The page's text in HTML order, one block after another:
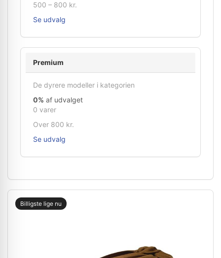
500 – 800 kr.
Se udvalg
Premium
De dyrere modeller i kategorien
0% af udvalget
0 varer
Over 800 kr.
Se udvalg
Billigste lige nu